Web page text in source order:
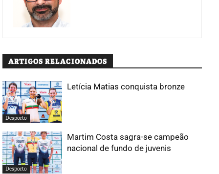
ARTIGOS RELACIONADOS
Desporto
Letícia Matias conquista bronze
Desporto
Martim Costa sagra-se campeão
nacional de fundo de juvenis